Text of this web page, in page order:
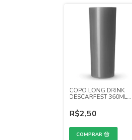
COPO LONG DRINK
DESCARFEST 360ML
R$2,50